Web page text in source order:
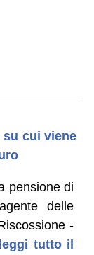
cui viene
pensione di
delle
-
tutto il